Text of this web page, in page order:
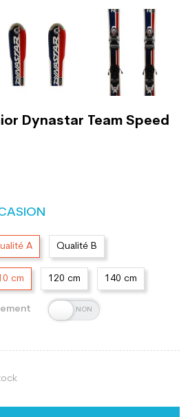
Dynastar Team Speed
A Qualité B
cm 120 cm 140 cm